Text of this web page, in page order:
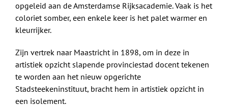
opgeleid aan de Amsterdamse Rijksacademie. Vaak is het
coloriet somber, een enkele keer is het palet warmer en
kleurrijker.
Zijn vertrek naar Maastricht in 1898, om in deze in
artistiek opzicht slapende provinciestad docent tekenen
te worden aan het nieuw opgerichte
Stadsteekeninstituut, bracht hem in artistiek opzicht in
een isolement.